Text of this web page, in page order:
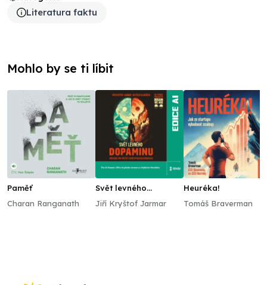
Literatura faktu
Mohlo by se ti líbit
Paměť
Charan Ranganath
Svět levného
Jiří Kryštof Jarmar
Heuréka!
Tomáš Braverman